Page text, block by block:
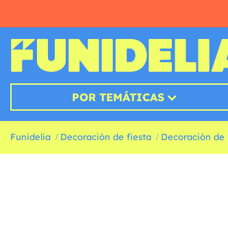
POR TEMÁTICAS
Funidelia Decoración de fiesta Decoración de